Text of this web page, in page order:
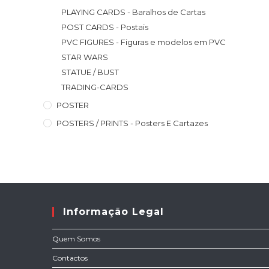
PLAYING CARDS - Baralhos de Cartas
POST CARDS - Postais
PVC FIGURES - Figuras e modelos em PVC
STAR WARS
STATUE / BUST
TRADING-CARDS
POSTER
POSTERS / PRINTS - Posters E Cartazes
Informação Legal
Quem Somos
Contactos